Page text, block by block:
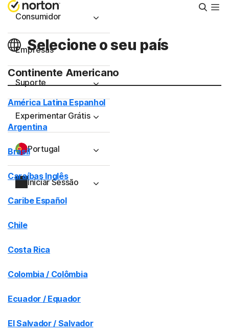
Consumidor
Empresas
Suporte
Experimentar Grátis
Portugal
Iniciar Sessão
Selecione o seu país
Continente Americano
América Latina Espanhol
Argentina
Brasil
Caraíbas Inglês
Caribe Español
Chile
Costa Rica
Colombia / Colômbia
Ecuador / Equador
El Salvador / Salvador